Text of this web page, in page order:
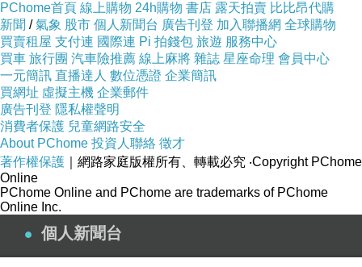
PChome首頁 線上購物 24h購物 書店 露天拍賣 比比昂代購
新聞 /氣象 股市 個人新聞台 廣告刊登 加入聯播網 全球購物
買賣租屋 支付連 國際連 Pi 拍錢包 旅遊 服務中心
買車 旅行團 汽車險推薦 線上麻將 雜誌 星座命理 會員中心
一元簡訊 直播達人 數位憑證 企業簡訊
買網址 虛擬主機 企業郵件
廣告刊登 隱私權聲明
消費者保護 兒童網路安全
About PChome 投資人聯絡 徵才
著作權保護 ｜網路家庭版權所有、轉載必究 ‧Copyright PChome
Online
PChome Online and PChome are trademarks of PChome
Online Inc.
個人新聞台